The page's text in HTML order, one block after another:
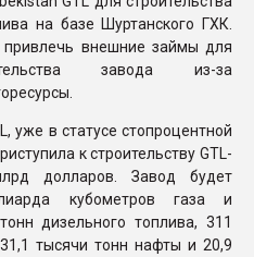
на базе Шуртанского ГХК.
внешние займы для
завода из-за
уже в статусе стопроцентной
к строительству GTL-
долларов. Завод будет
кубометров газа и
дизельного топлива, 311
тысячи тонн нафты и 20,9